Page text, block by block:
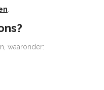
.
waaronder: